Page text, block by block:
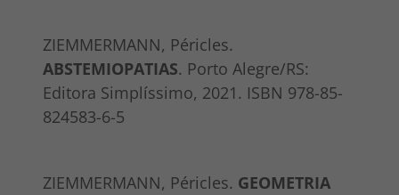
ZIEMMERMANN, Péricles.
ABSTEMIOPATIAS. Porto Alegre/RS:
Editora Simplíssimo, 2021. ISBN 978-85-
824583-6-5
ZIEMMERMANN, Péricles. GEOMETRIA